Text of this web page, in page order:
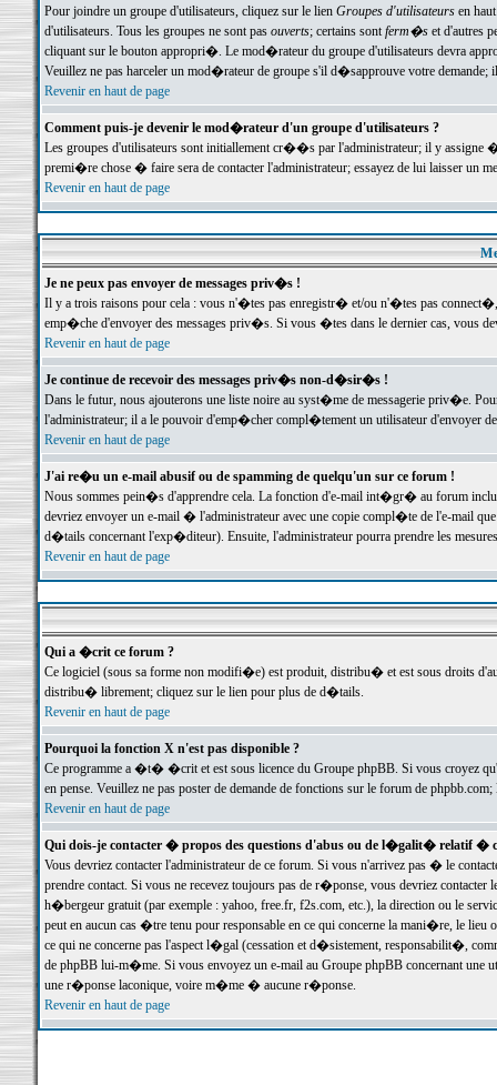
Pour joindre un groupe d'utilisateurs, cliquez sur le lien Groupes d'utilisateursen haut
d'utilisateurs. Tous les groupes ne sont pas ouverts; certains sontferm�set d'autres
cliquant sur le bouton appropri�. Le mod�rateur du groupe d'utilisateurs devra
Veuillez ne pas harceler un mod�rateur de groupe s'il d�sapprouve votre demande;
Revenir en haut de page
Comment puis-je devenir le mod�rateur d'un groupe d'utilisateurs ?
Les groupes d'utilisateurs sont initiallement cr��s par l'administrateur; il y
premi�re chose � faire sera de contacter l'administrateur; essayez de lui laisser un
Revenir en haut de page
Je ne peux pas envoyer de messages priv�s !
Il y a trois raisons pour cela : vous n'�tes pas enregistr� et/ou n'�tes pas
emp�che d'envoyer des messages priv�s. Si vous �tes dans le dernier cas, vous
Revenir en haut de page
Je continue de recevoir des messages priv�s non-d�sir�s !
Dans le futur, nous ajouterons une liste noire au syst�me de messagerie priv�e.
l'administrateur; il a le pouvoir d'emp�cher compl�tement un utilisateur d'envoyer
Revenir en haut de page
J'ai re�u un e-mail abusif ou de spamming de quelqu'un sur ce forum !
Nous sommes pein�s d'apprendre cela. La fonction d'e-mail int�gr� au forum inclut
devriez envoyer un e-mail � l'administrateur avec une copie compl�te de l'e-mail
d�tails concernant l'exp�diteur). Ensuite, l'administrateur pourra prendre les
Revenir en haut de page
Qui a �crit ce forum ?
Ce logiciel (sous sa forme non modifi�e) est produit, distribu� et est sous droits
distribu� librement; cliquez sur le lien pour plus de d�tails.
Revenir en haut de page
Pourquoi la fonction X n'est pas disponible ?
Ce programme a �t� �crit et est sous licence du Groupe phpBB. Si vous croyez
en pense. Veuillez ne pas poster de demande de fonctions sur le forum de
Revenir en haut de page
Qui dois-je contacter � propos des questions d'abus ou de l�galit� relatif �
Vous devriez contacter l'administrateur de ce forum. Si vous n'arrivez pas � le
prendre contact. Si vous ne recevez toujours pas de r�ponse, vous devriez
h�bergeur gratuit (par exemple : yahoo, free.fr, f2s.com, etc.), la direction ou le
peut en aucun cas �tre tenu pour responsable en ce qui concerne la mani�re, le
ce qui ne concerne pas l'aspect l�gal (cessation et d�sistement, responsabilit�,
de phpBB lui-m�me. Si vous envoyez un e-mail au Groupe phpBB concernant une
une r�ponse laconique, voire m�me � aucune r�ponse.
Revenir en haut de page